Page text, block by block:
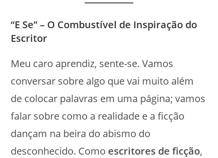
“E Se” – O Combustível de Inspiração do
Escritor
Meu caro aprendiz, sente-se. Vamos
conversar sobre algo que vai muito além
de colocar palavras em uma página; vamos
falar sobre como a realidade e a ficção
dançam na beira do abismo do
desconhecido. Como escritores de ficção,